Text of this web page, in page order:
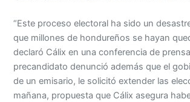
“Este proceso electoral ha sido un
que millones de hondureños se hayan
declaró Cálix en una conferencia de
precandidato denunció además que el
de un emisario, le solicitó extender las
mañana, propuesta que Cálix asegura